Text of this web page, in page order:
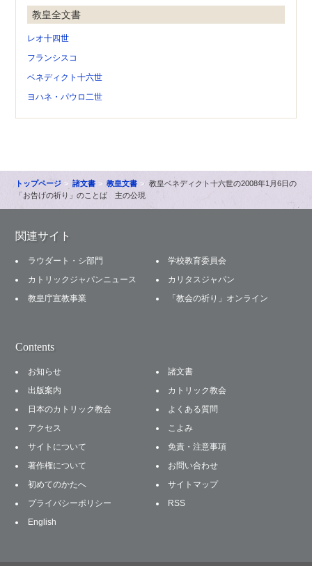
教皇全文書
レオ十四世
フランシスコ
ベネディクト十六世
ヨハネ・パウロ二世
トップページ 諸文書 教皇文書
教皇ベネディクト十六世の2008年1月6日の
「お告げの祈り」のことば 主の公現
関連サイト
ラウダート・シ部門
学校教育委員会
カトリックジャパンニュース
カリタスジャパン
教皇庁宣教事業
「教会の祈り」オンライン
Contents
お知らせ
諸文書
出版案内
カトリック教会
日本のカトリック教会
よくある質問
アクセス
こよみ
サイトについて
免責・注意事項
著作権について
お問い合わせ
初めてのかたへ
サイトマップ
プライバシーポリシー
RSS
English